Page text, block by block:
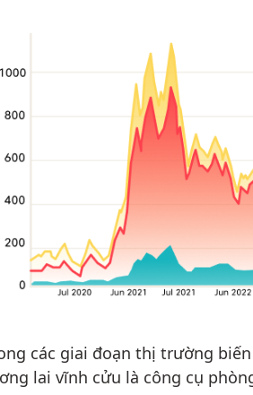
các giai đoạn thị trường
lai vĩnh cửu là công cụ